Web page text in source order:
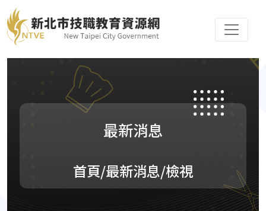
最新消息
首頁/最新消息/檢視